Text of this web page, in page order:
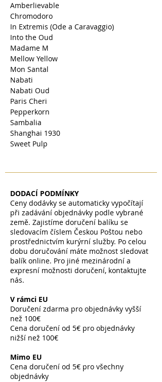
Amberlievable
Chromodoro
In Extremis (Ode a Caravaggio)
Into the Oud
Madame M
Mellow Yellow
Mon Santal
Nabati
Nabati Oud
Paris Cheri
Pepperkorn
Sambalia
Shanghai 1930
Sweet Pulp
DODACÍ PODMÍNKY
Ceny dodávky se automaticky vypočítají
při zadávání objednávky podle vybrané
země. Zajistíme doručení balíku se
sledovacím číslem Českou Poštou nebo
prostřednictvím kurýrní služby. Po celou
dobu doručování máte možnost sledovat
balík online. Pro jiné mezinárodní a
expresní možnosti doručení, kontaktujte
nás.
V rámci EU
Doručení zdarma pro objednávky vyšší
než 100€
Cena doručení od 5€ pro objednávky
nižší než 100€
Mimo EU
Cena doručení od 5€ pro všechny
objednávky